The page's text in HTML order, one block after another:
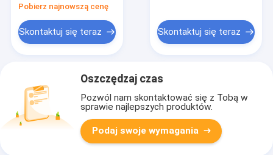
Pobierz najnowszą cenę
Skontaktuj się teraz Skontaktuj się teraz
Oszczędzaj czas
Pozwól nam skontaktować się z Tobą w
sprawie najlepszych produktów.
Podaj swoje wymagania